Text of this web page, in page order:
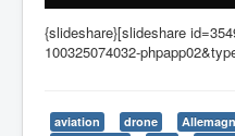
{slideshare}[slideshare
100325074032-
aviation drone